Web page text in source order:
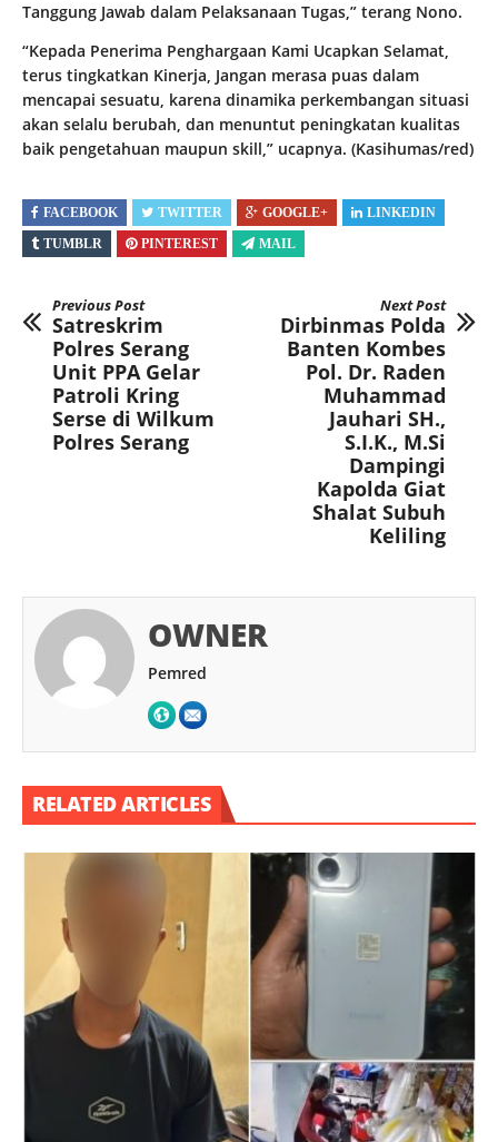
Tanggung Jawab dalam Pelaksanaan Tugas,” terang Nono.
“Kepada Penerima Penghargaan Kami Ucapkan Selamat,
terus tingkatkan Kinerja, Jangan merasa puas dalam
mencapai sesuatu, karena dinamika perkembangan situasi
akan selalu berubah, dan menuntut peningkatan kualitas
baik pengetahuan maupun skill,” ucapnya. (Kasihumas/red)
FACEBOOK TWITTER GOOGLE+
LINKEDIN
TUMBLR
PINTEREST MAIL
Previous Post
Satreskrim
Polres Serang
Unit PPA Gelar
Patroli Kring
Serse di Wilkum
Polres Serang
Next Post
Dirbinmas Polda
Banten Kombes
Pol. Dr. Raden
Muhammad
Jauhari SH.,
S.I.K., M.Si
Dampingi
Kapolda Giat
Shalat Subuh
Keliling
OWNER
Pemred
RELATED ARTICLES